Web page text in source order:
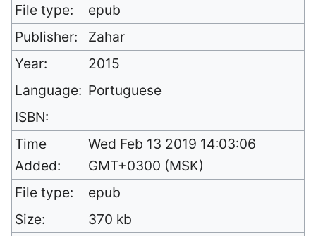
File type:
epub
Publisher:
Zahar
Year:
2015
Language: Portuguese
ISBN:
Time
Added:
Wed Feb 13 2019 14:03:06
GMT+0300 (MSK)
File type:
epub
Size:
370 kb